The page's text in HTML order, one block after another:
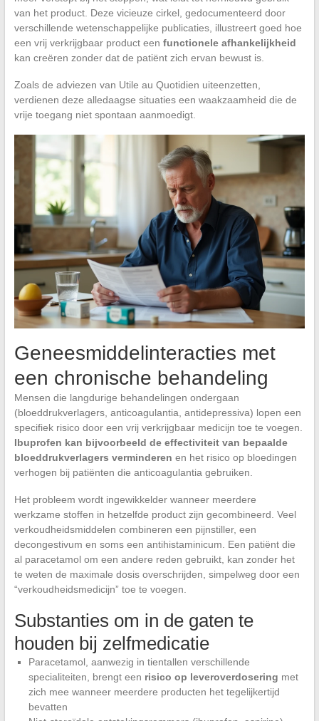
van het product. Deze vicieuze cirkel, gedocumenteerd door
verschillende wetenschappelijke publicaties, illustreert goed hoe
een vrij verkrijgbaar product een functionele afhankelijkheid
kan creëren zonder dat de patiënt zich ervan bewust is.
Zoals de adviezen van Utile au Quotidien uiteenzetten,
verdienen deze alledaagse situaties een waakzaamheid die de
vrije toegang niet spontaan aanmoedigt.
Geneesmiddelinteracties met
een chronische behandeling
Mensen die langdurige behandelingen ondergaan
(bloeddrukverlagers, anticoagulantia, antidepressiva) lopen een
specifiek risico door een vrij verkrijgbaar medicijn toe te voegen.
Ibuprofen kan bijvoorbeeld de effectiviteit van bepaalde
bloeddrukverlagers verminderen en het risico op bloedingen
verhogen bij patiënten die anticoagulantia gebruiken.
Het probleem wordt ingewikkelder wanneer meerdere
werkzame stoffen in hetzelfde product zijn gecombineerd. Veel
verkoudheidsmiddelen combineren een pijnstiller, een
decongestivum en soms een antihistaminicum. Een patiënt die
al paracetamol om een andere reden gebruikt, kan zonder het
te weten de maximale dosis overschrijden, simpelweg door een
“verkoudheidsmedicijn” toe te voegen.
Substanties om in de gaten te
houden bij zelfmedicatie
Paracetamol, aanwezig in tientallen verschillende
specialiteiten, brengt een risico op leveroverdosering met
zich mee wanneer meerdere producten het tegelijkertijd
bevatten